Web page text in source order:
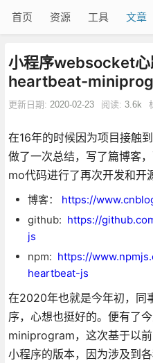
首页 资源 工具 文章
小程序websocket
heartbeat-
更新日期: 2020-02-23 阅读: 3.6k
在16年的时候因为项目接触
做了一次总结，写了篇博客
mo代码进行了再次开发和开
博客： https://
github: https://
js
npm: https://
heartbeat-js
在2020年也就是今年初，同
序，心想也挺好的。便有了
miniprogram，这次基于以
小程序的版本，因为涉及到